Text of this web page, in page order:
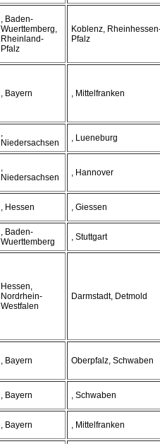
, Baden-
Wuerttemberg,
Rheinland-
Pfalz
Koblenz,
Pfalz
, Bayern , Mittelfranken
,
Niedersachsen
, Lueneburg
,
Niedersachsen
, Hannover
, Hessen , Giessen
, Baden-
Wuerttemberg
, Stuttgart
Hessen,
Nordrhein-
Westfalen
Darmstadt, Detmold
, Bayern Oberpfalz, Schwaben
, Bayern , Schwaben
, Bayern , Mittelfranken